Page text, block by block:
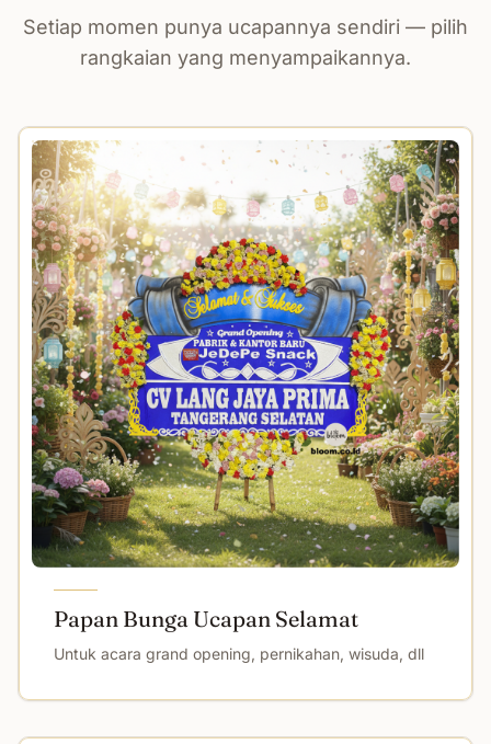
Setiap momen punya ucapannya sendiri — pilih
rangkaian yang menyampaikannya.
Papan Bunga Ucapan Selamat
Untuk acara grand opening, pernikahan, wisuda, dll